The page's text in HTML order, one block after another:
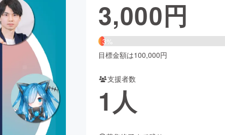
ビューティー・ヘルスケア
3,000円
3%
目標金額は100,000円
支援者数
1人